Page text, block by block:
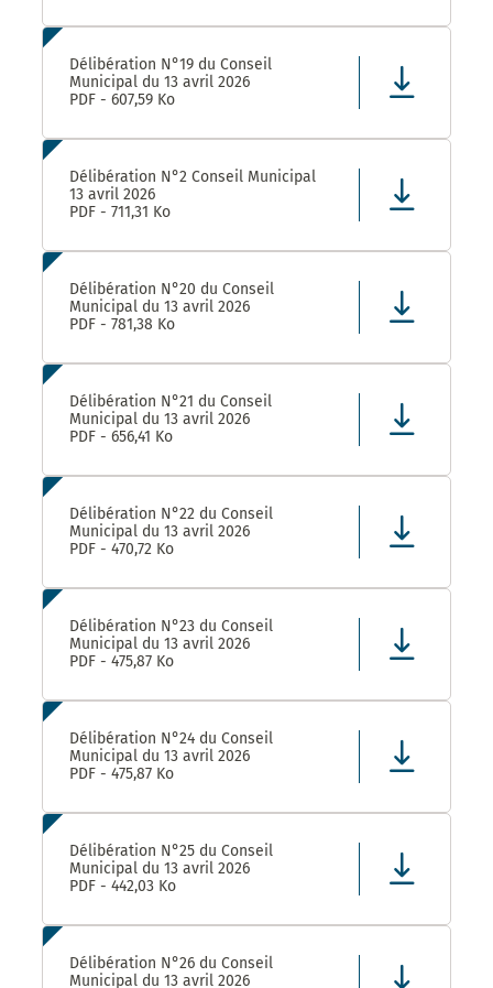
Délibération N°19 du Conseil
Municipal du 13 avril 2026
PDF - 607,59 Ko
Délibération N°2 Conseil Municipal
13 avril 2026
PDF - 711,31 Ko
Délibération N°20 du Conseil
Municipal du 13 avril 2026
PDF - 781,38 Ko
Délibération N°21 du Conseil
Municipal du 13 avril 2026
PDF - 656,41 Ko
Délibération N°22 du Conseil
Municipal du 13 avril 2026
PDF - 470,72 Ko
Délibération N°23 du Conseil
Municipal du 13 avril 2026
PDF - 475,87 Ko
Délibération N°24 du Conseil
Municipal du 13 avril 2026
PDF - 475,87 Ko
Délibération N°25 du Conseil
Municipal du 13 avril 2026
PDF - 442,03 Ko
Délibération N°26 du Conseil
Municipal du 13 avril 2026